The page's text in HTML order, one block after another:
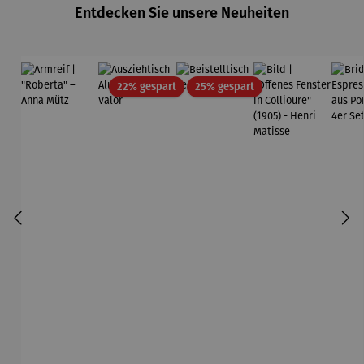
Entdecken Sie unsere Neuheiten
22% gespartRabatt25% gespartRabatt